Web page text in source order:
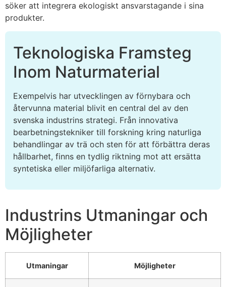
söker att integrera ekologiskt ansvarstagande i sina
produkter.
Teknologiska Framsteg
Inom Naturmaterial
Exempelvis har utvecklingen av förnybara och
återvunna material blivit en central del av den
svenska industrins strategi. Från innovativa
bearbetningstekniker till forskning kring naturliga
behandlingar av trä och sten för att förbättra deras
hållbarhet, finns en tydlig riktning mot att ersätta
syntetiska eller miljöfarliga alternativ.
Industrins Utmaningar och
Möjligheter
Utmaningar Möjligheter